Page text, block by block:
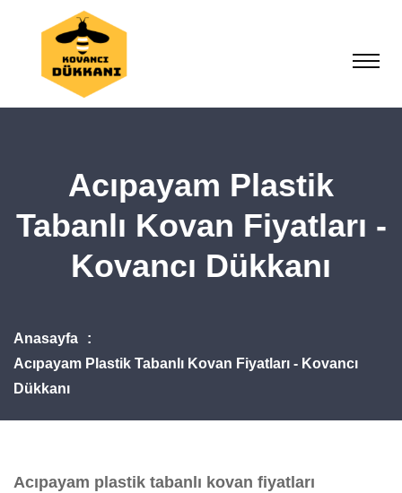
Acıpayam Plastik
Tabanlı Kovan Fiyatları -
Kovancı Dükkanı
Anasayfa
Acıpayam Plastik Tabanlı Kovan Fiyatları - Kovancı
Dükkanı
Acıpayam plastik tabanlı kovan fiyatları